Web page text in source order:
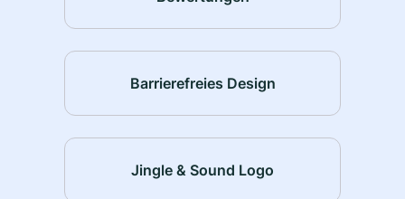
Barrierefreies Design
Jingle & Sound Logo